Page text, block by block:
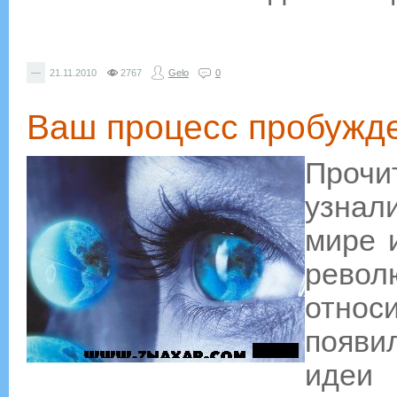
— 21.11.2010 2767 Gelo 0
Ваш процесс
мире
идеи